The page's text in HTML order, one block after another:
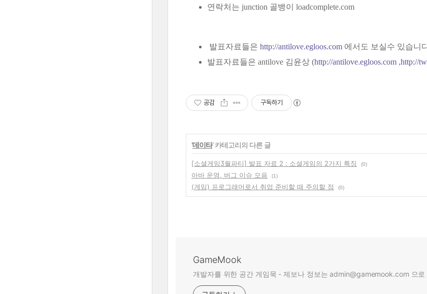
연락처는 junction 골뱅이 loadcomplete.com
발표자료들은 http://antilove.egloos.com 에서도 보실수 있습니
발표자료들은 antilove 김윤상 (http://antilove.egloos.com ,http://
공감 구독하기
'데이타' 카테고리의 다른 글
[소셜게임3월파티] 발표 자료 2 : 소셜게임의 2가지 특징 (0)
아바 운영, 버그 이슈 모음
(1)
(게임) 프로그래머로서 취업 준비할 때 주의할 점
(0)
GameMook
개발자를 위한 공간 게임묵 - 제보나 정보는 admin@gamemook.com 으로